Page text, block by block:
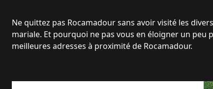
Ne quittez pas Rocamadoursans avoir visité les
mariale. Et pourquoi ne pas vous en éloigner un
meilleures adresses à proximité de Rocamadour.